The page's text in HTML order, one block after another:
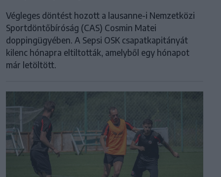
Végleges döntést hozott a lausanne-i Nemzetközi
Sportdöntőbíróság (CAS) Cosmin Matei
doppingügyében. A Sepsi OSK csapatkapitányát
kilenc hónapra eltiltották, amelyből egy hónapot
már letöltött.